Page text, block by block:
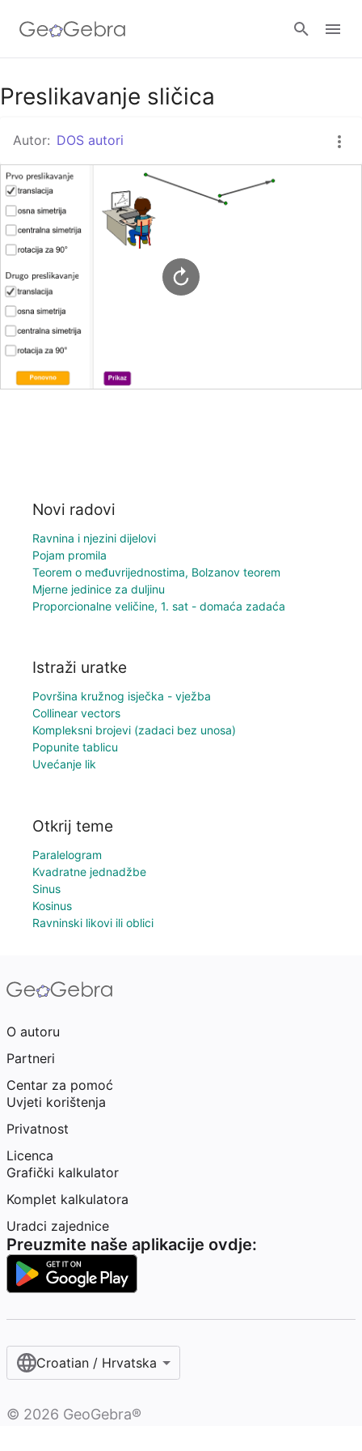
Google Classroom
GeoGebra Razred
Preslikavanje sličica
Autor: DOS autori
Novi radovi
Ravnina i njezini dijelovi
Pojam promila
Teorem o međuvrijednostima, Bolzanov teorem
Mjerne jedinice za duljinu
Proporcionalne veličine, 1. sat - domaća zadaća
Istraži uratke
Površina kružnog isječka - vježba
Collinear vectors
Kompleksni brojevi (zadaci bez unosa)
Popunite tablicu
Uvećanje lik
Otkrij teme
Paralelogram
Kvadratne jednadžbe
Sinus
Kosinus
Ravninski likovi ili oblici
O autoru
Partneri
Centar za pomoć
Uvjeti korištenja
Privatnost
Licenca
Grafički kalkulator
Komplet kalkulatora
Uradci zajednice
Preuzmite naše aplikacije ovdje:
Croatian / Hrvatska‎
© 2026 GeoGebra®